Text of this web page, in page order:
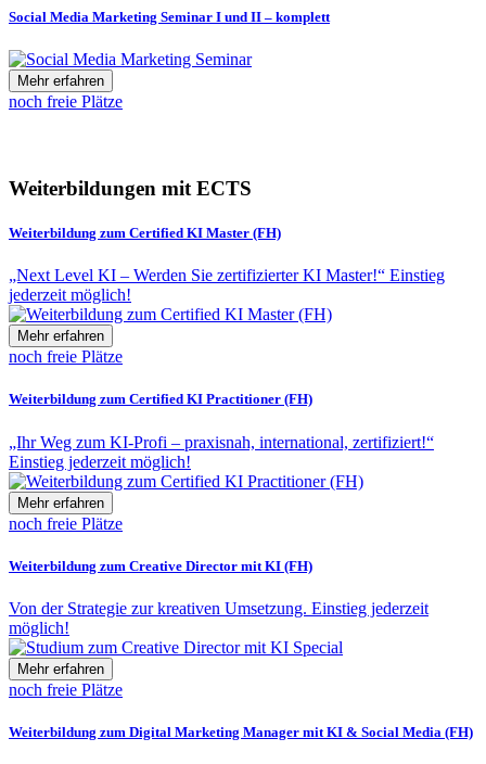
Social Media Marketing Seminar I und II – komplett
Mehr erfahren
noch freie Plätze
Weiterbildungen mit ECTS
Weiterbildung zum Certified KI Master (FH)
„Next Level KI – Werden Sie zertifizierter KI Master!“ Einstieg
jederzeit möglich!
Mehr erfahren
noch freie Plätze
Weiterbildung zum Certified KI Practitioner (FH)
„Ihr Weg zum KI-Profi – praxisnah, international, zertifiziert!“
Einstieg jederzeit möglich!
Mehr erfahren
noch freie Plätze
Weiterbildung zum Creative Director mit KI (FH)
Von der Strategie zur kreativen Umsetzung. Einstieg jederzeit
möglich!
Mehr erfahren
noch freie Plätze
Weiterbildung zum Digital Marketing Manager mit KI & Social Media (FH)